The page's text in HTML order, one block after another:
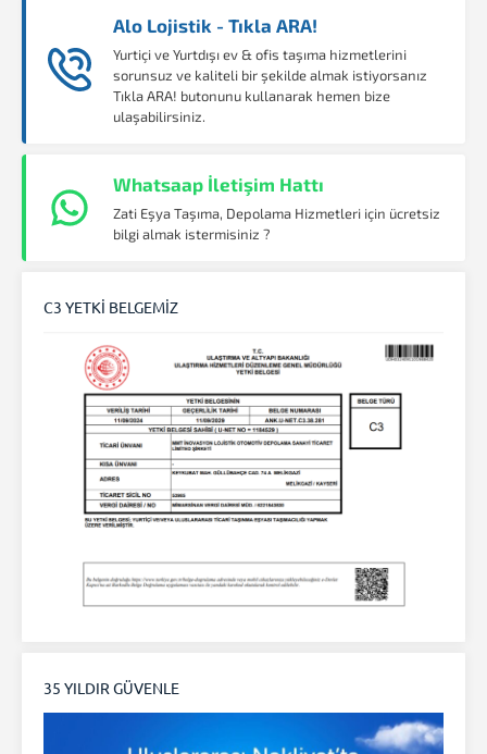
Alo Lojistik - Tıkla ARA!
Yurtiçi ve Yurtdışı ev & ofis taşıma hizmetlerini
sorunsuz ve kaliteli bir şekilde almak istiyorsanız
Tıkla ARA! butonunu kullanarak hemen bize
ulaşabilirsiniz.
Whatsaap İletişim Hattı
Zati Eşya Taşıma, Depolama Hizmetleri için ücretsiz
bilgi almak istermisiniz ?
C3 YETKİ BELGEMİZ
35 YILDIR GÜVENLE